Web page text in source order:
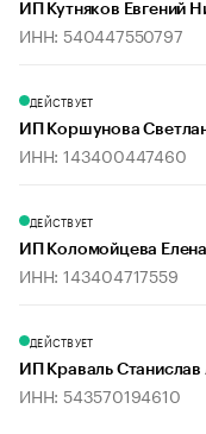
ИП Кутняков Евгений
ИНН: 540447550797
ДЕЙСТВУЕТ
ИП Коршунова
ИНН: 143400447460
ДЕЙСТВУЕТ
ИП Коломойцева
ИНН: 143404717559
ДЕЙСТВУЕТ
ИП Краваль
ИНН: 543570194610